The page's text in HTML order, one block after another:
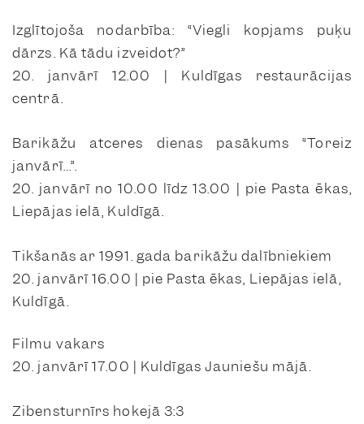
Izglītojoša nodarbība: “Viegli kopjams puķu
dārzs. Kā tādu izveidot?”
20. janvārī 12.00 | Kuldīgas restaurācijas
centrā.
Barikāžu atceres dienas pasākums “Toreiz
janvārī…”.
20. janvārī no 10.00 līdz 13.00 | pie Pasta ēkas,
Liepājas ielā, Kuldīgā.
Tikšanās ar 1991. gada barikāžu dalībniekiem
20. janvārī 16.00 | pie Pasta ēkas, Liepājas ielā,
Kuldīgā.
Filmu vakars
20. janvārī 17.00 | Kuldīgas Jauniešu mājā.
Zibensturnīrs hokejā 3:3